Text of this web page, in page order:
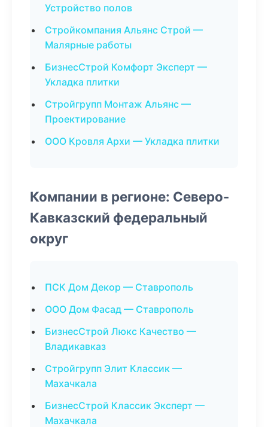
Устройство полов
Стройкомпания Альянс Строй —
Малярные работы
БизнесСтрой Комфорт Эксперт —
Укладка плитки
Стройгрупп Монтаж Альянс —
Проектирование
ООО Кровля Архи — Укладка плитки
Компании в регионе: Северо-
Кавказский федеральный
округ
ПСК Дом Декор — Ставрополь
ООО Дом Фасад — Ставрополь
БизнесСтрой Люкс Качество —
Владикавказ
Стройгрупп Элит Классик —
Махачкала
БизнесСтрой Классик Эксперт —
Махачкала